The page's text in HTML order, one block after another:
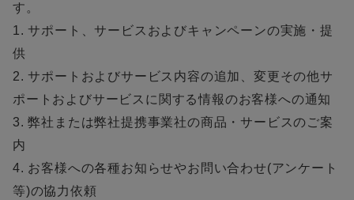
す。
1. サポート、サービスおよびキャンペーンの実施・提
供
2. サポートおよびサービス内容の追加、変更その他サ
ポートおよびサービスに関する情報のお客様への通知
3. 弊社または弊社提携事業社の商品・サービスのご案
内
4. お客様への各種お知らせやお問い合わせ(アンケート
等)の協力依頼